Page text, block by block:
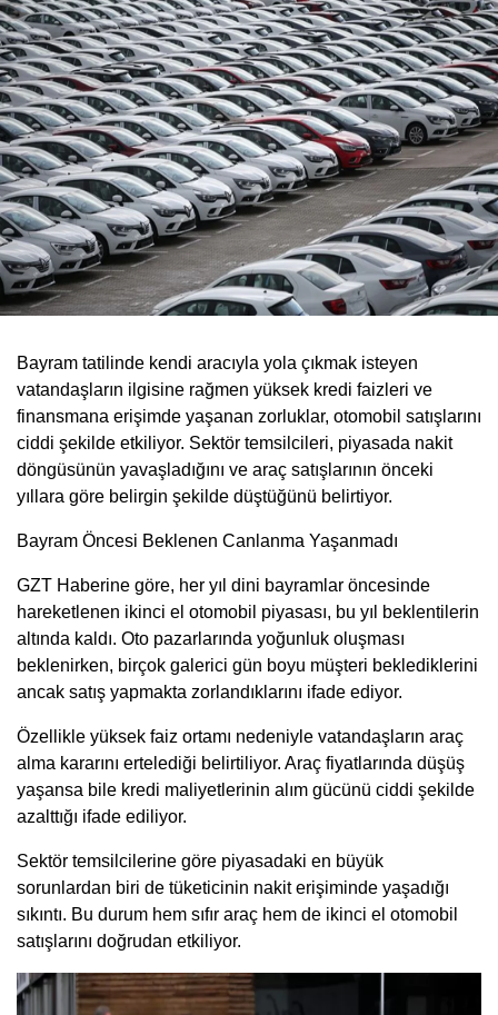
Bayram tatilinde kendi aracıyla yola çıkmak isteyen
vatandaşların ilgisine rağmen yüksek kredi faizleri ve
finansmana erişimde yaşanan zorluklar, otomobil satışlarını
ciddi şekilde etkiliyor. Sektör temsilcileri, piyasada nakit
döngüsünün yavaşladığını ve araç satışlarının önceki
yıllara göre belirgin şekilde düştüğünü belirtiyor.
Bayram Öncesi Beklenen Canlanma Yaşanmadı
GZT Haberine göre, her yıl dini bayramlar öncesinde
hareketlenen ikinci el otomobil piyasası, bu yıl beklentilerin
altında kaldı. Oto pazarlarında yoğunluk oluşması
beklenirken, birçok galerici gün boyu müşteri beklediklerini
ancak satış yapmakta zorlandıklarını ifade ediyor.
Özellikle yüksek faiz ortamı nedeniyle vatandaşların araç
alma kararını ertelediği belirtiliyor. Araç fiyatlarında düşüş
yaşansa bile kredi maliyetlerinin alım gücünü ciddi şekilde
azalttığı ifade ediliyor.
Sektör temsilcilerine göre piyasadaki en büyük
sorunlardan biri de tüketicinin nakit erişiminde yaşadığı
sıkıntı. Bu durum hem sıfır araç hem de ikinci el otomobil
satışlarını doğrudan etkiliyor.